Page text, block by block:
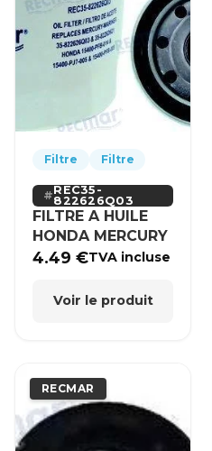
Filtre Filtre
REC35-
822626Q03
FILTRE A HUILE
HONDA MERCURY
4.49€TVA incluse
Voir le produit
RECMAR